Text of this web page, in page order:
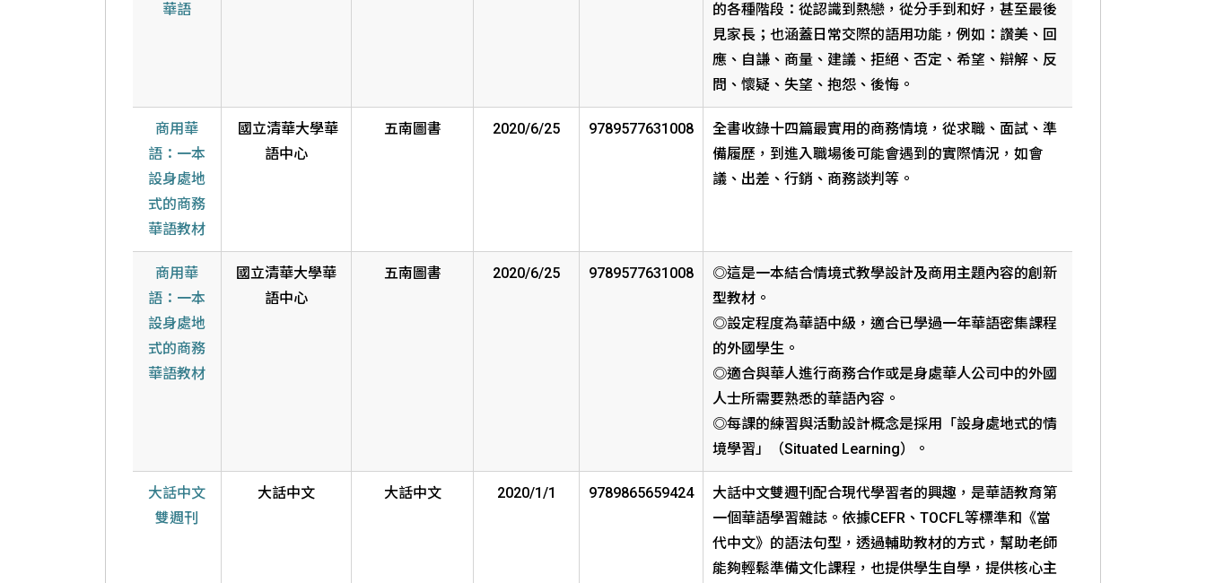
華語
的各種階段：從認識到熱戀，從分手到和好，甚至最後
見家長；也涵蓋日常交際的語用功能，例如：讚美、回
應、自謙、商量、建議、拒絕、否定、希望、辯解、反
問、懷疑、失望、抱怨、後悔。
商用華
語：一本
設身處地
式的商務
華語教材
國立清華大學華
語中心
五南圖書 2020/6/25 9789577631008
全書收錄十四篇最實用的商務情境，從求職、面試、準
備履歷，到進入職場後可能會遇到的實際情況，如會
議、出差、行銷、商務談判等。
商用華
語：一本
設身處地
式的商務
華語教材
國立清華大學華
語中心
五南圖書 2020/6/25 9789577631008
◎這是一本結合情境式教學設計及商用主題內容的創新
型教材。
◎設定程度為華語中級，適合已學過一年華語密集課程
的外國學生。
◎適合與華人進行商務合作或是身處華人公司中的外國
人士所需要熟悉的華語內容。
◎每課的練習與活動設計概念是採用「設身處地式的情
境學習」（Situated Learning）。
大話中文
雙週刊
大話中文 大話中文 2020/1/1 9789865659424
大話中文雙週刊配合現代學習者的興趣，是華語教育第
一個華語學習雜誌。依據CEFR、TOCFL等標準和《當
代中文》的語法句型，透過輔助教材的方式，幫助老師
能夠輕鬆準備文化課程，也提供學生自學，提供核心主